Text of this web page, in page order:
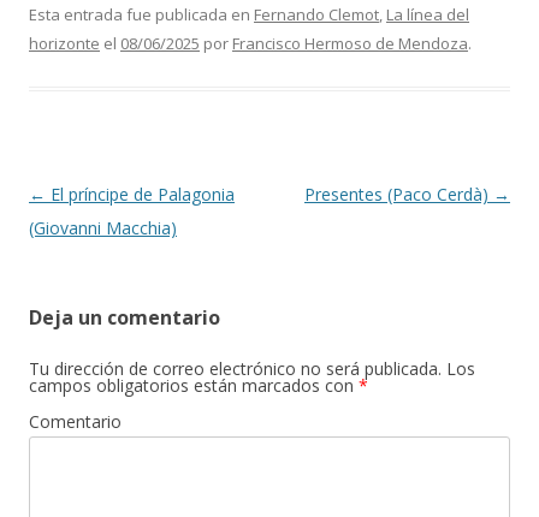
Esta entrada fue publicada en Fernando Clemot, La línea del
horizonte el 08/06/2025 por Francisco Hermoso de Mendoza.
Navegación de entradas
← El príncipe de Palagonia
(Giovanni Macchia)
Presentes (Paco Cerdà) →
Deja un comentario
Tu dirección de correo electrónico no será publicada. Los
campos obligatorios están marcados con *
Comentario